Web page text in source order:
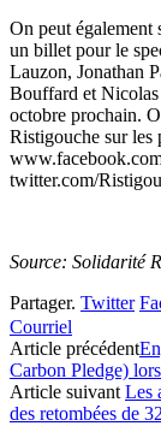
On peut également
un billet pour le
Lauzon, Jonathan
Bouffard et
octobre prochain.
Ristigouche sur les
twitter.com/
Source: Solidarité
Partager. Twitter
Courriel
Article précédent
Carbon Pledge)
Article suivant Les
des retombées de